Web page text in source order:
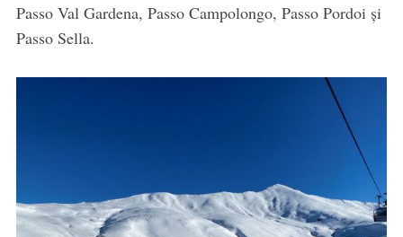
Passo Val Gardena, Passo Campolongo, Passo Pordoi și
Passo Sella.